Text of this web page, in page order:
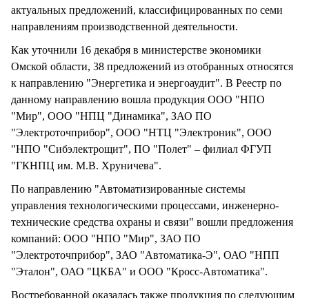
актуальных предложений, классифицированных по семи
направлениям производственной деятельности.
Как уточнили 16 декабря в министерстве экономики
Омской области, 38 предложений из отобранных относятся
к направлению "Энергетика и энергоаудит". В Реестр по
данному направлению вошла продукция ООО "НПО
"Мир", ООО "НПЦ "Динамика", ЗАО ПО
"Электроточприбор", ООО "НТЦ "Электроник", ООО
"НПО "Сибэлектрощит", ПО "Полет" – филиал ФГУП
"ГКНПЦ им. М.В. Хруничева".
По направлению "Автоматизированные системы
управления технологическими процессами, инженерно-
технические средства охраны и связи" вошли предложения
компаний: ООО "НПО "Мир", ЗАО ПО
"Электроточприбор", ЗАО "Автоматика-Э", ОАО "НПП
"Эталон", ОАО "ЦКБА" и ООО "Кросс-Автоматика".
Востребованной оказалась также продукция по следующим